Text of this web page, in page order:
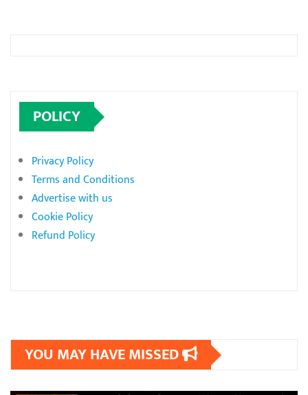
POLICY
Privacy Policy
Terms and Conditions
Advertise with us
Cookie Policy
Refund Policy
YOU MAY HAVE MISSED